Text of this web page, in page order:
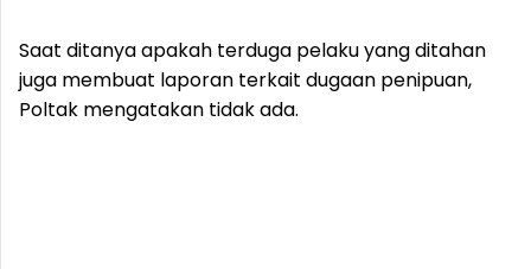
Saat ditanya apakah terduga pelaku yang ditahan
juga membuat laporan terkait dugaan penipuan,
Poltak mengatakan tidak ada.